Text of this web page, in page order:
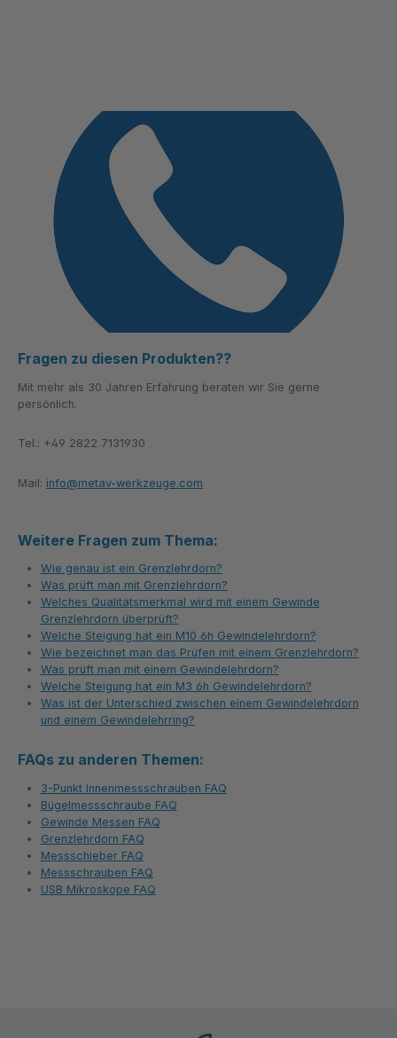
Fragen zu diesen Produkten??
Mit mehr als 30 Jahren Erfahrung beraten wir Sie gerne
persönlich.
Tel.: +49 2822 7131930
Mail: info@metav-werkzeuge.com
Weitere Fragen zum Thema:
Wie genau ist ein Grenzlehrdorn?
Was prüft man mit Grenzlehrdorn?
Welches Qualitätsmerkmal wird mit einem Gewinde
Grenzlehrdorn überprüft?
Welche Steigung hat ein M10 6h Gewindelehrdorn?
Wie bezeichnet man das Prüfen mit einem Grenzlehrdorn?
Was prüft man mit einem Gewindelehrdorn?
Welche Steigung hat ein M3 6h Gewindelehrdorn?
Was ist der Unterschied zwischen einem Gewindelehrdorn
und einem Gewindelehrring?
FAQs zu anderen Themen:
3-Punkt Innenmessschrauben FAQ
Bügelmessschraube FAQ
Gewinde Messen FAQ
Grenzlehrdorn FAQ
Messschieber FAQ
Messschrauben FAQ
USB Mikroskope FAQ